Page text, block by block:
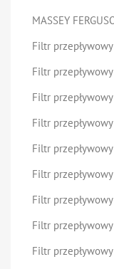
MASSEY
Filtr przepływowy
Filtr przepływowy
Filtr przepływowy
Filtr przepływowy
Filtr przepływowy
Filtr przepływowy
Filtr przepływowy
Filtr przepływowy
Filtr przepływowy